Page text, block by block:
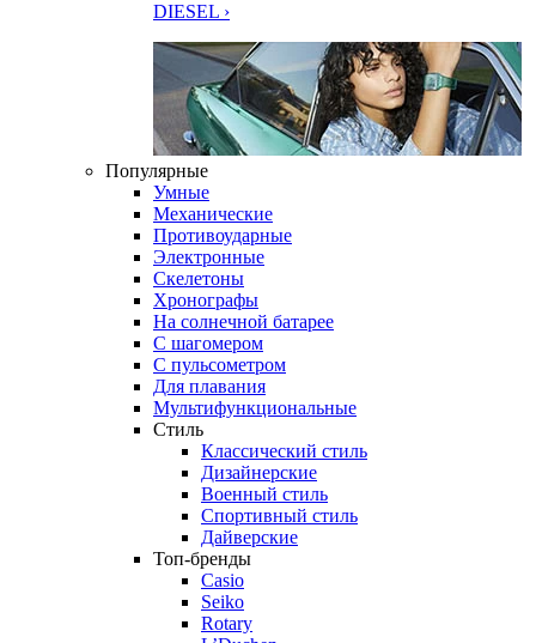
DIESEL ›
Популярные
Умные
Механические
Противоударные
Электронные
Скелетоны
Хронографы
На солнечной батарее
С шагомером
С пульсометром
Для плавания
Мультифункциональные
Стиль
Классический стиль
Дизайнерские
Военный стиль
Спортивный стиль
Дайверские
Топ-бренды
Casio
Seiko
Rotary